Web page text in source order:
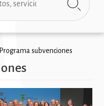
Programa subvenciones